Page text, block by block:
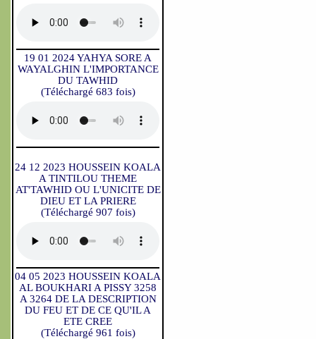
19 01 2024 YAHYA SORE A
WAYALGHIN L'IMPORTANCE
DU TAWHID
(Téléchargé 683 fois)
24 12 2023 HOUSSEIN KOALA
A TINTILOU THEME
AT'TAWHID OU L'UNICITE DE
DIEU ET LA PRIERE
(Téléchargé 907 fois)
04 05 2023 HOUSSEIN KOALA
AL BOUKHARI A PISSY 3258
A 3264 DE LA DESCRIPTION
DU FEU ET DE CE QU'IL A
ETE CREE
(Téléchargé 961 fois)